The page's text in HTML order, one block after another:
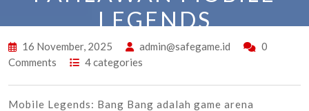
LEGENDS
16 November, 2025 admin@safegame.id
0
Comments
4 categories
Mobile Legends: Bang Bang adalah game arena